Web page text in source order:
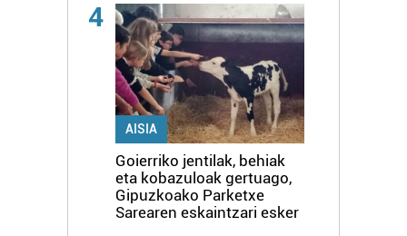
4
AISIA
Goierriko jentilak, behiak
eta kobazuloak gertuago,
Gipuzkoako Parketxe
Sarearen eskaintzari esker